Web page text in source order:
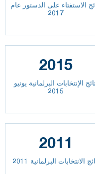
الاستفتاء على الدستور عام
2017
2015
الإنتخابات البرلمانية يونيو
2015
2011
الانتخابات البرلمانية 2011